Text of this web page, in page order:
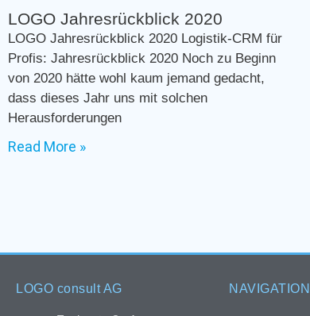
LOGO Jahresrückblick 2020
LOGO Jahresrückblick 2020 Logistik-CRM für
Profis: Jahresrückblick 2020 Noch zu Beginn
von 2020 hätte wohl kaum jemand gedacht,
dass dieses Jahr uns mit solchen
Herausforderungen
Read More »
LOGO consult AG NAVIGATION